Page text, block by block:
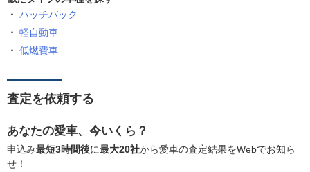
ハッチバック
軽自動車
低燃費車
査定を依頼する
あなたの愛車、今いくら？
申込み最短3時間後に最大20社から愛車の査定結果をWebでお知ら
せ！